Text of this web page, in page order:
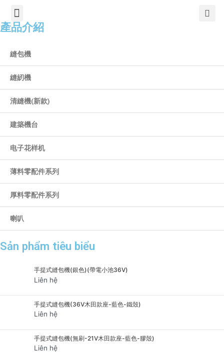
產品介紹
縫包機
縫紉機
清縫機(新款)
建築機台
电子花样机
薄料零配件系列
厚料零配件系列
喇叭
Sản phẩm tiêu biểu
手提式縫包機(銀色)(帶電小池36V)
Liên hệ
手提式縫包機(36V木田款座-藍色-鐵殼)
Liên hệ
手提式縫包機(無刷-21V木田款座-藍色-膠殼)
Liên hệ